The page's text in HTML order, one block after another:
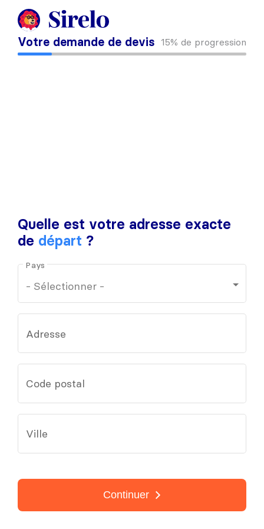
Votre demande de devis 15% de progression
Quelle est votre adresse exacte
de départ ?
Pays
Adresse
Code postal
Ville
Continuer